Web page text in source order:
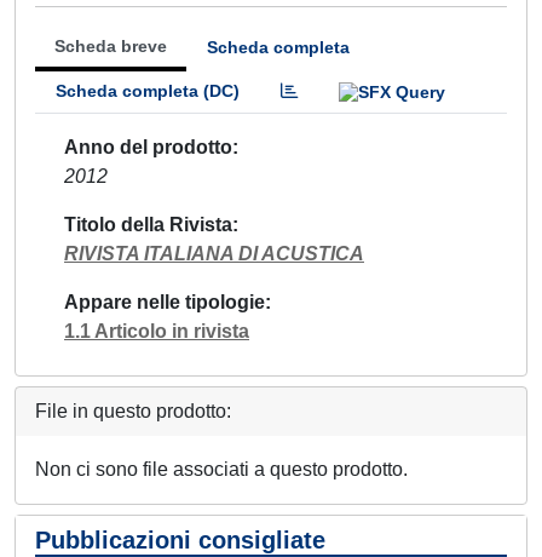
Scheda breve Scheda completa
Scheda completa (DC)
Anno del prodotto
2012
Titolo della Rivista
RIVISTA ITALIANA DI ACUSTICA
Appare nelle tipologie
1.1 Articolo in rivista
File in questo prodotto:
Non ci sono file associati a questo prodotto.
Pubblicazioni consigliate